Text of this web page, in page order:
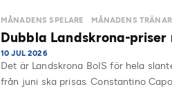
MÅNADENS SPELARE MÅNADENS
Dubbla Landskrona-priser
10 JUL 2026
Det är Landskrona BoIS för hela
från juni ska prisas. Constantino